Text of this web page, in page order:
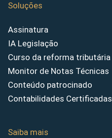
Soluções
Assinatura
IA Legislação
Curso da reforma tributária
Monitor de Notas Técnicas
Conteúdo patrocinado
Contabilidades Certificadas
Saiba mais